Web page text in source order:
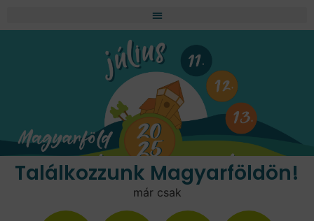
Találkozzunk Magyarföldön!
már csak